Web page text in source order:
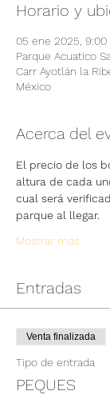
Horario y
05 ene 2025,
Parque Acuatico
Carr Ayotlán la
México
Acerca del
El precio de los
altura de cada
cual será
parque al llegar.
Mostrar más
Entradas
Venta finalizada
Tipo de entrada
PEQUES